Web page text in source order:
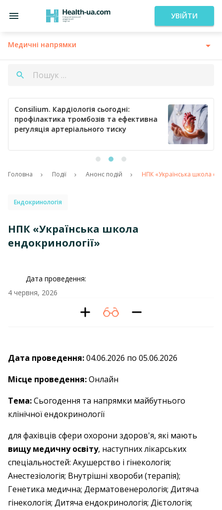
УВІЙТИ
Медичні напрямки
Consilium. Кардіологія сьогодні:
профілактика тромбозів та ефективна
регуляція артеріального тиску
Головна Події Анонс подій НПК «Українська школа
Ендокринологія
НПК «Українська школа
ендокринології»
Дата проведення:
4 червня, 2026
Дата проведення:04.06.2026 по 05.06.2026
Місце проведення:Онлайн
Тема:Сьогодення та напрямки майбутнього
клінічної ендокринології
для фахівців сфери охорони здоров'я, які мають
вищу медичну освіту, наступних лікарських
спеціальностей: Акушерство і гінекологія;
Анестезіологія; Внутрішні хвороби (терапія);
Генетика медична; Дерматовенерологія; Дитяча
гінекологія; Дитяча ендокринологія; Дієтологія;